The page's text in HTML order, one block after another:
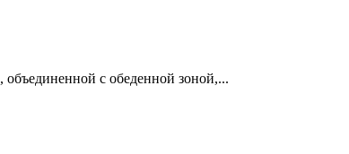
с обеденной зоной,...